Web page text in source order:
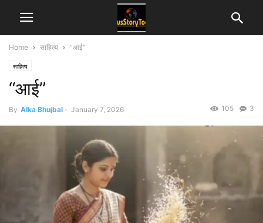
Home साहित्य “आई”
साहित्य
“आई”
By Alka Bhujbal - January 7, 2026 3
105